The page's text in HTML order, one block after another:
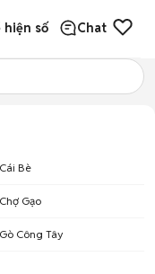
hiện số Chat
Bè
Gạo
Công Tây